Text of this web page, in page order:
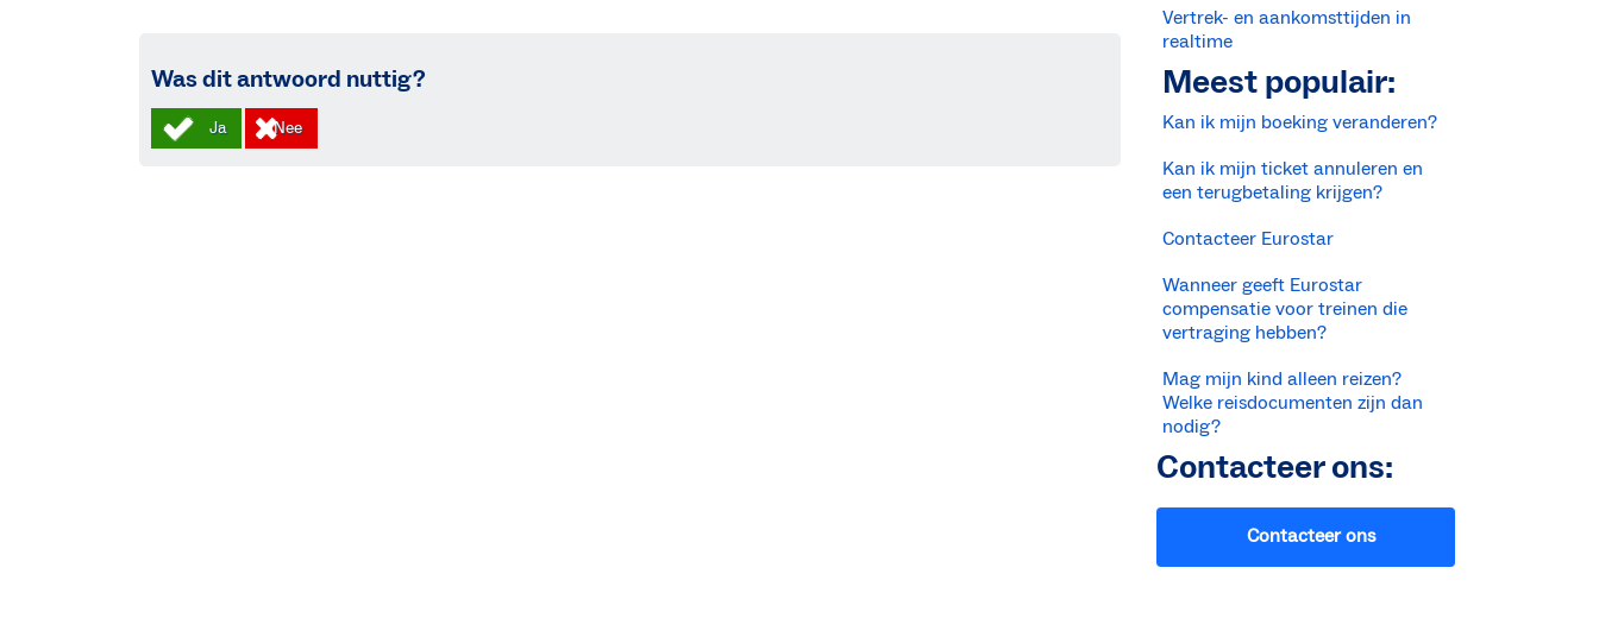
Was dit antwoord nuttig?
Vertrek- en aankomsttijden in
realtime
Meest populair:
Kan ik mijn boeking veranderen?
Kan ik mijn ticket annuleren en
een terugbetaling krijgen?
Contacteer Eurostar
Wanneer geeft Eurostar
compensatie voor treinen die
vertraging hebben?
Mag mijn kind alleen reizen?
Welke reisdocumenten zijn dan
nodig?
Contacteer ons:
Contacteer ons